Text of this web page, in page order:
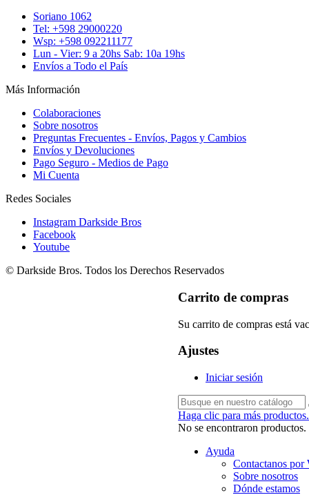
Soriano 1062
Tel: +598 29000220
Wsp: +598 092211177
Lun - Vier: 9 a 20hs Sab: 10a 19hs
Envíos a Todo el País
Más Información
Colaboraciones
Sobre nosotros
Preguntas Frecuentes - Envíos, Pagos y Cambios
Envíos y Devoluciones
Pago Seguro - Medios de Pago
Mi Cuenta
Redes Sociales
Instagram Darkside Bros
Facebook
Youtube
© Darkside Bros. Todos los Derechos Reservados
Carrito de compras
Su carrito de compras está
Ajustes
Iniciar sesión
Haga clic para más productos.
No se encontraron productos.
Ayuda
Contactanos por
Sobre nosotros
Dónde estamos